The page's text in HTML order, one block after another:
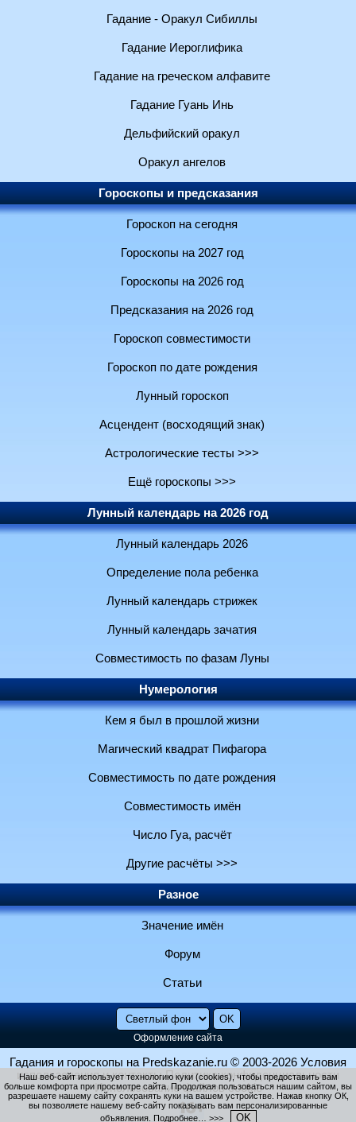
Гадание - Оракул Сибиллы
Гадание Иероглифика
Гадание на греческом алфавите
Гадание Гуань Инь
Дельфийский оракул
Оракул ангелов
Гороскопы и предсказания
Гороскоп на сегодня
Гороскопы на 2027 год
Гороскопы на 2026 год
Предсказания на 2026 год
Гороскоп совместимости
Гороскоп по дате рождения
Лунный гороскоп
Асцендент (восходящий знак)
Астрологические тесты >>>
Ещё гороскопы >>>
Лунный календарь на 2026 год
Лунный календарь 2026
Определение пола ребенка
Лунный календарь стрижек
Лунный календарь зачатия
Совместимость по фазам Луны
Нумерология
Кем я был в прошлой жизни
Магический квадрат Пифагора
Совместимость по дате рождения
Совместимость имён
Число Гуа, расчёт
Другие расчёты >>>
Разное
Значение имён
Форум
Статьи
Оформление сайта
Гадания и гороскопы на Predskazanie.ru © 2003-2026 Условия
использования и контакты Политика конфиденциальности
Использование файлов cookie
Наш веб-сайт использует технологию куки (cookies), чтобы предоставить вам
больше комфорта при просмотре сайта. Продолжая пользоваться нашим сайтом, вы
разрешаете нашему сайту сохранять куки на вашем устройстве. Нажав кнопку ОК,
вы позволяете нашему веб-сайту показывать вам персонализированные
объявления. Подробнее… >>> OK